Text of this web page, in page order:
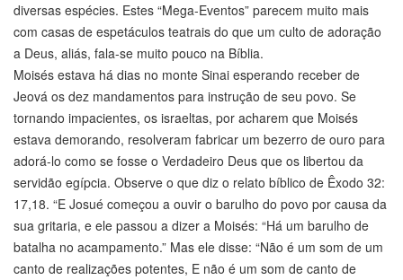
diversas espécies. Estes “Mega-Eventos” parecem muito mais
com casas de espetáculos teatrais do que um culto de adoração
a Deus, aliás, fala-se muito pouco na Bíblia.
Moisés estava há dias no monte Sinai esperando receber de
Jeová os dez mandamentos para instrução de seu povo. Se
tornando impacientes, os israeltas, por acharem que Moisés
estava demorando, resolveram fabricar um bezerro de ouro para
adorá-lo como se fosse o Verdadeiro Deus que os libertou da
servidão egípcia. Observe o que diz o relato bíblico de Êxodo 32:
17,18. “E Josué começou a ouvir o barulho do povo por causa da
sua gritaria, e ele passou a dizer a Moisés: “Há um barulho de
batalha no acampamento.” Mas ele disse: “Não é um som de um
canto de realizações potentes, E não é um som de canto de